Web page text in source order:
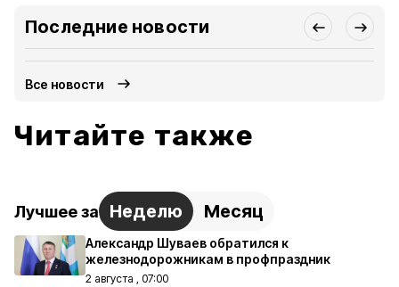
Последние новости
Все новости
Читайте также
Лучшее за Неделю Месяц
Александр Шуваев обратился к
железнодорожникам в профпраздник
2 августа , 07:00